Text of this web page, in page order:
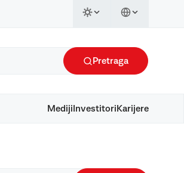
Pretraga
Mediji Investitori Karijere